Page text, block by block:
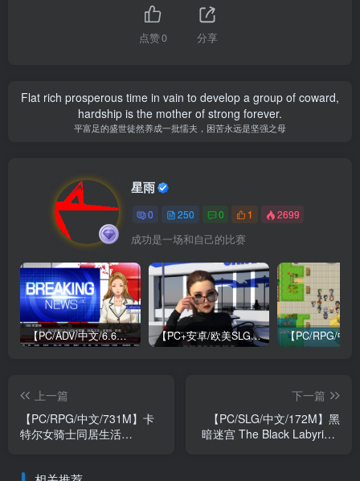
点赞0 分享
Flat rich prosperous time in vain to develop a group of coward,
hardship is the mother of strong forever.
平富足的盛世徒然养成一批懦夫，困苦永远是坚强之母
星雨
0 250 0 1 2699
成功是一场和自己的比赛
【PC/ADV/中文/6.6G】牺牲恶棍 SACRIFICE VILLAINS 官方中文版 【PC+安卓/欧美SLG/中文/484M】我们迷路了 We Are Lost V1.0 STEAM官方中文版
上一篇
【PC/RPG/中文/731M】卡
特尔女骑士同居生活
下一篇
【PC/SLG/中文/172M】黑
暗迷宫 The Black Labyrinth